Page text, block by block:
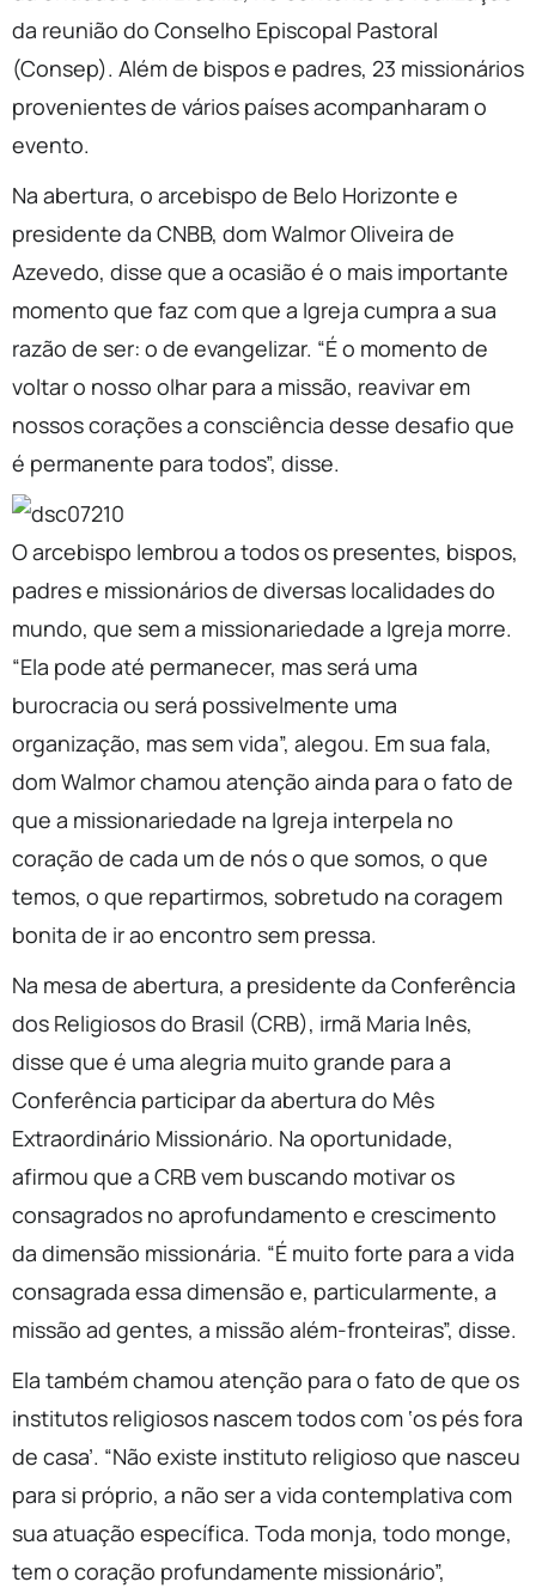
da reunião do Conselho Episcopal Pastoral
(Consep). Além de bispos e padres, 23 missionários
provenientes de vários países acompanharam o
evento.
Na abertura, o arcebispo de Belo Horizonte e
presidente da CNBB, dom Walmor Oliveira de
Azevedo, disse que a ocasião é o mais importante
momento que faz com que a Igreja cumpra a sua
razão de ser: o de evangelizar. “É o momento de
voltar o nosso olhar para a missão, reavivar em
nossos corações a consciência desse desafio que
é permanente para todos”, disse.
O arcebispo lembrou a todos os presentes, bispos,
padres e missionários de diversas localidades do
mundo, que sem a missionariedade a Igreja morre.
“Ela pode até permanecer, mas será uma
burocracia ou será possivelmente uma
organização, mas sem vida”, alegou. Em sua fala,
dom Walmor chamou atenção ainda para o fato de
que a missionariedade na Igreja interpela no
coração de cada um de nós o que somos, o que
temos, o que repartirmos, sobretudo na coragem
bonita de ir ao encontro sem pressa.
Na mesa de abertura, a presidente da Conferência
dos Religiosos do Brasil (CRB), irmã Maria Inês,
disse que é uma alegria muito grande para a
Conferência participar da abertura do Mês
Extraordinário Missionário. Na oportunidade,
afirmou que a CRB vem buscando motivar os
consagrados no aprofundamento e crescimento
da dimensão missionária. “É muito forte para a vida
consagrada essa dimensão e, particularmente, a
missão ad gentes, a missão além-fronteiras”, disse.
Ela também chamou atenção para o fato de que os
institutos religiosos nascem todos com ‘os pés fora
de casa’. “Não existe instituto religioso que nasceu
para si próprio, a não ser a vida contemplativa com
sua atuação específica. Toda monja, todo monge,
tem o coração profundamente missionário”,